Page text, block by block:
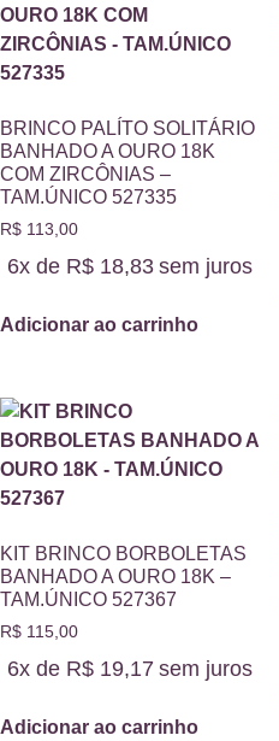
BRINCO PALÍTO SOLITÁRIO
BANHADO A OURO 18K
COM ZIRCÔNIAS –
TAM.ÚNICO 527335
R$ 113,00
6x de R$18,83 sem juros
Adicionar ao carrinho
KIT BRINCO BORBOLETAS
BANHADO A OURO 18K –
TAM.ÚNICO 527367
R$ 115,00
6x de R$19,17 sem juros
Adicionar ao carrinho